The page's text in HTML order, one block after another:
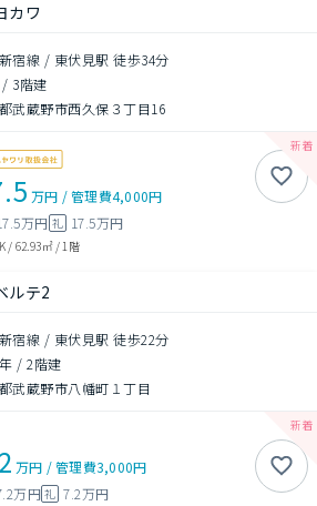
カワ
宿線 / 東伏見駅 徒歩34分
/ 3階建
武蔵野市西久保３丁目16
万円 /管理費4,000円
万円 礼 17.5万円
/ 62.93㎡/1階
ルテ2
宿線 / 東伏見駅 徒歩22分
/2階建
武蔵野市八幡町１丁目
万円 /管理費3,000円
万円礼 7.2万円